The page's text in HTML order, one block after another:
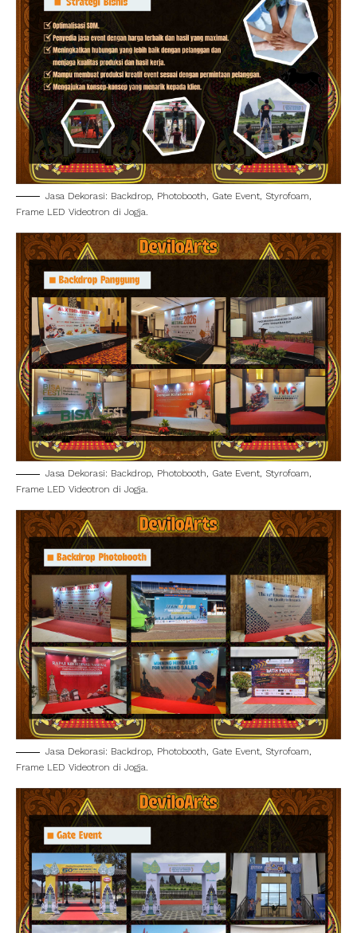
Jasa Dekorasi: Backdrop, Photobooth, Gate Event, Styrofoam,
Frame LED Videotron di Jogja.
Jasa Dekorasi: Backdrop, Photobooth, Gate Event, Styrofoam,
Frame LED Videotron di Jogja.
Jasa Dekorasi: Backdrop, Photobooth, Gate Event, Styrofoam,
Frame LED Videotron di Jogja.